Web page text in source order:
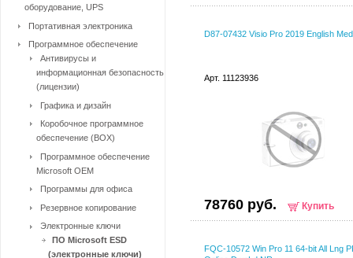
D87-07432 Visio Pro 2019 English
Арт. 11123936
78760 руб. Купить
FQC-10572 Win Pro 11 64-bit All Lng
оборудование, UPS
Портативная электроника
Программное обеспечение
Антивирусы и
информационная безопасность
(лицензии)
Графика и дизайн
Коробочное программное
обеспечение (BOX)
Программное обеспечение
Microsoft OEM
Программы для офиса
Резервное копирование
Электронные ключи
ПО Microsoft ESD
(электронные ключи)